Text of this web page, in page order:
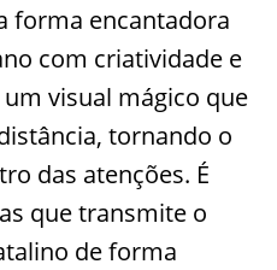
forma encantadora
com criatividade e
visual mágico que
tornando o
das atenções. É
que transmite o
de forma